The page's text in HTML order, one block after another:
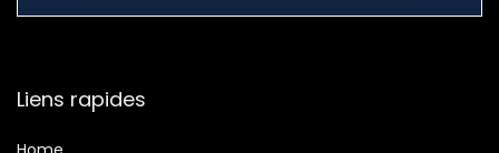
Liens rapides